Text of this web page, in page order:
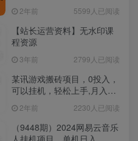
（10163期）快手掘金撸收益最新技术，高收益玩法，单日变现500+，小白必备项目
2年前 5599人已阅读
【站长运营资料】无水印课
程资源
3年前 2799人已阅读
某讯游戏搬砖项目，0投入，
可以挂机，轻松上手,月入
2年前 2230人已阅读
（9448期）2024网易云音乐
人挂机项目，单机日入